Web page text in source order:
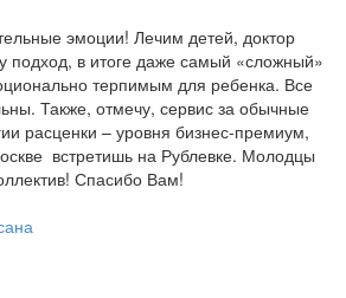
эмоции! Лечим детей, доктор
подход, в итоге даже самый «сложный»
терпимым для ребенка. Все
Также, отмечу, сервис за обычные
расценки – уровня бизнес-премиум,
встретишь на Рублевке. Молодцы
Спасибо Вам!